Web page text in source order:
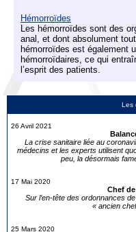
Les
26 Avril 2021
La crise sanitaire liée au
médecins et les experts utilisent
peu, la désormais
17 Mai 2020
Chef
Sur l’en-tête des ordonnances
« ancien
25 Mars 2020
Hémorroïdes
Les hémorroïdes sont des
anal, et dont absolument
hémorroïdes est également
hémorroïdaires, ce qui
l’esprit des patients.